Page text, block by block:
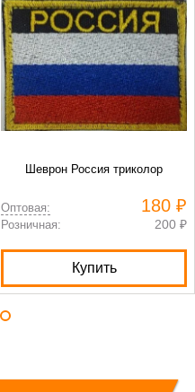
Шеврон Россия триколор
Оптовая: 180 ₽
Розничная: 200 ₽
Купить